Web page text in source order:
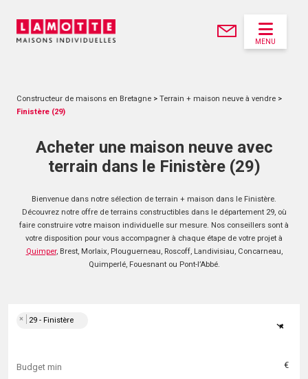
MENU
Constructeur de maisons en Bretagne > Terrain + maison neuve à vendre >
Finistère (29)
Acheter une maison neuve avec
terrain dans le Finistère (29)
Bienvenue dans notre sélection de terrain + maison dans le Finistère.
Découvrez notre offre de terrains constructibles dans le département 29, où
faire construire votre maison individuelle sur mesure. Nos conseillers sont à
votre disposition pour vous accompagner à chaque étape de votre projet à
Quimper, Brest, Morlaix, Plouguerneau, Roscoff, Landivisiau, Concarneau,
Quimperlé, Fouesnant ou Pont-l’Abbé.
×
× 29 - Finistère
€